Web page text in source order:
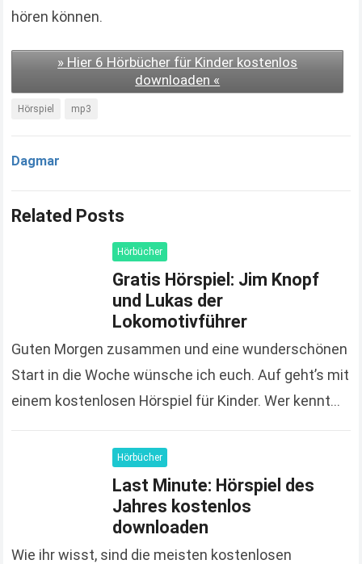
hören können.
» Hier 6 Hörbücher für Kinder kostenlos
downloaden «
Hörspiel mp3
Dagmar
Related Posts
Hörbücher
Gratis Hörspiel: Jim Knopf
und Lukas der
Lokomotivführer
Guten Morgen zusammen und eine wunderschönen
Start in die Woche wünsche ich euch. Auf geht’s mit
einem kostenlosen Hörspiel für Kinder. Wer kennt
Hörbücher
Last Minute: Hörspiel des
Jahres kostenlos
downloaden
Wie ihr wisst, sind die meisten kostenlosen